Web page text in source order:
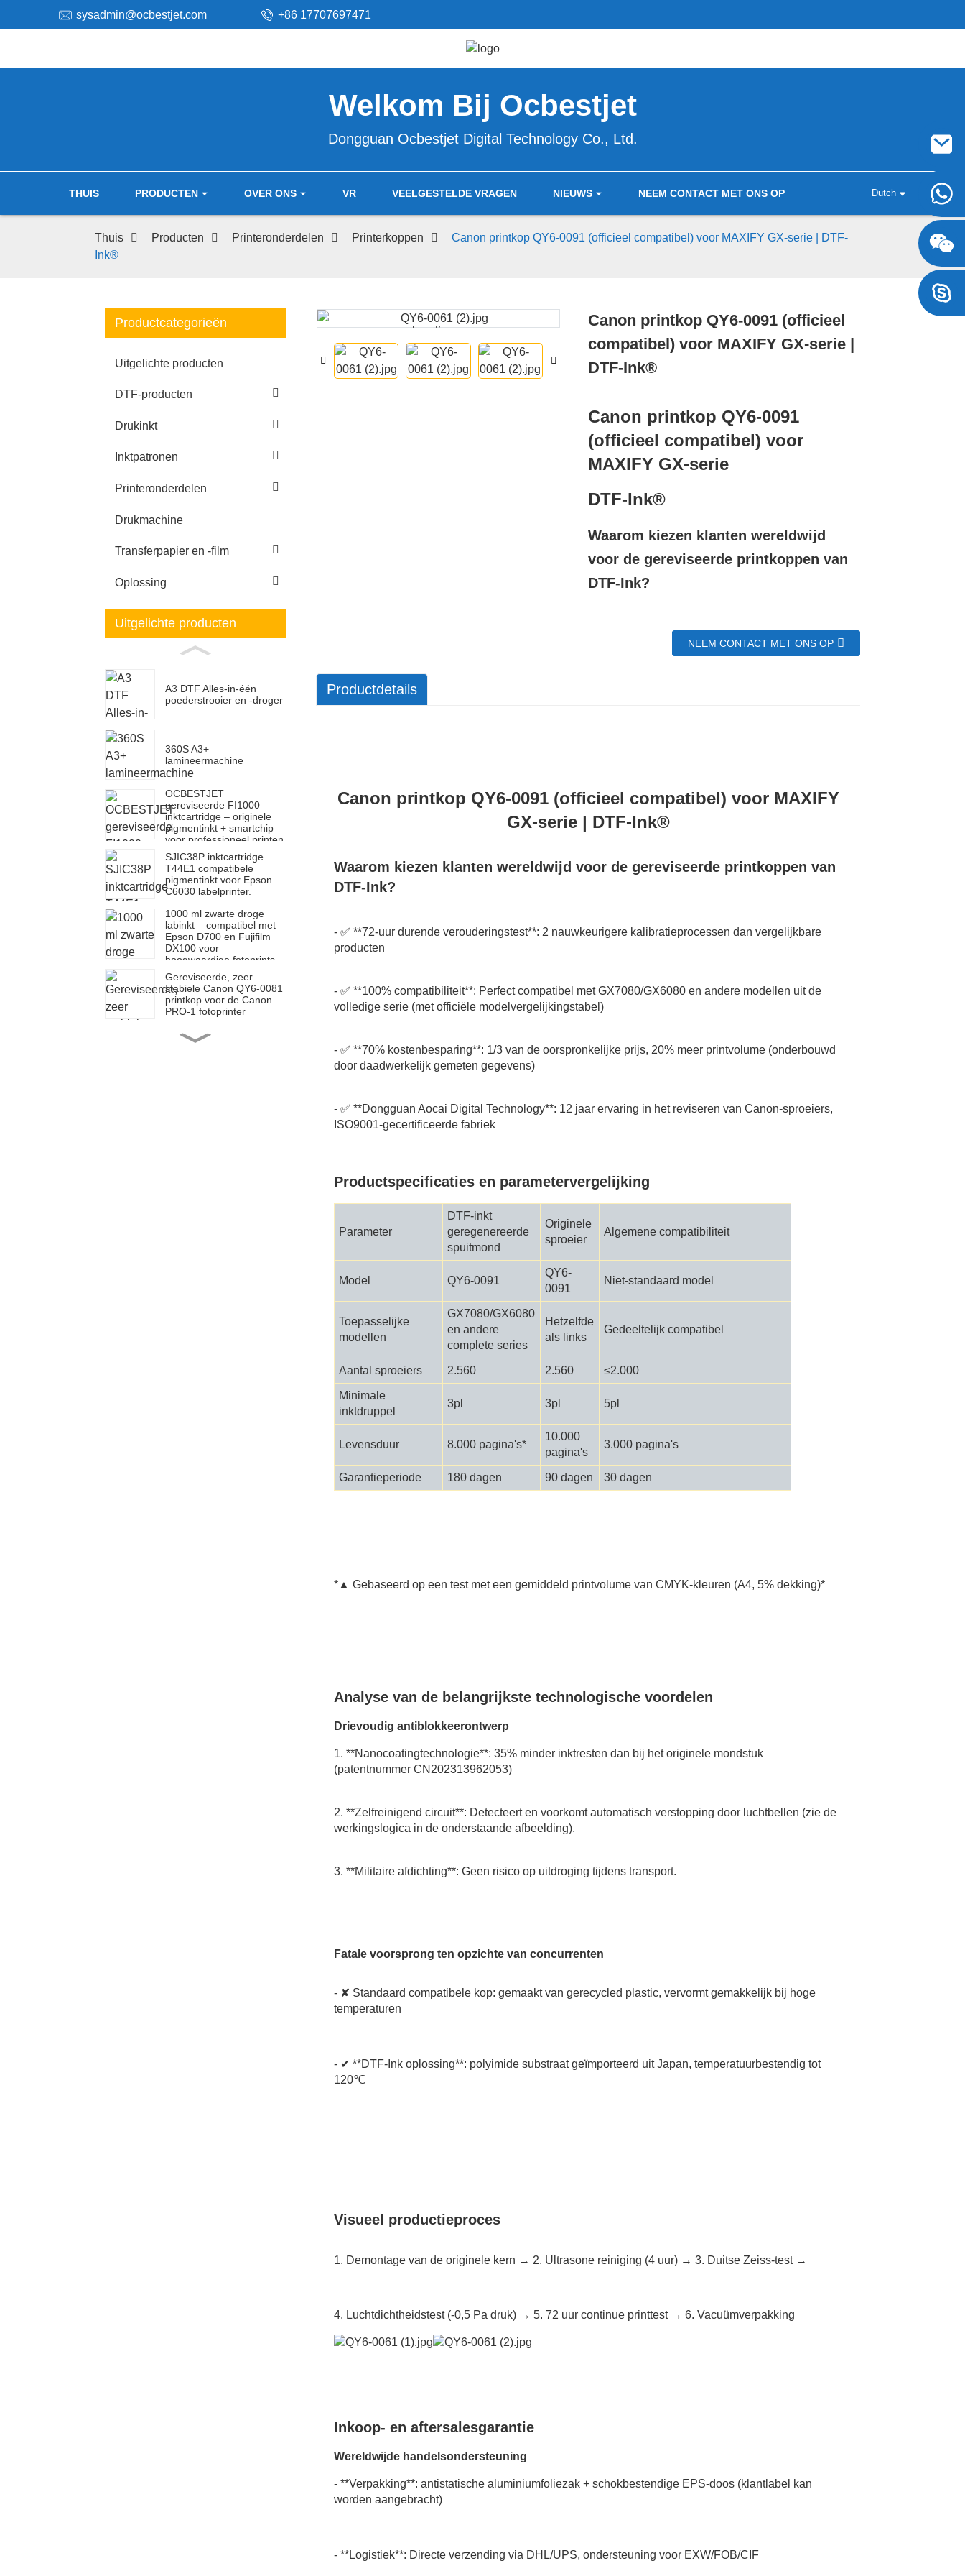
sysadmin@ocbestjet.com +86 17707697471
Welkom Bij Ocbestjet
Dongguan Ocbestjet Digital Technology Co., Ltd.
THUIS PRODUCTEN OVER ONS VR VEELGESTELDE VRAGEN NIEUWS NEEM CONTACT MET ONS OP Dutch
+8617707697471
Thuis Producten Printeronderdelen Printerkoppen
Canon printkop QY6-0091 (officieel compatibel) voor MAXIFY GX-serie | DTF-
Ink®
Productcategorieën
Uitgelichte producten
DTF-producten
Drukinkt
Inktpatronen
Printeronderdelen
Drukmachine
Transferpapier en -film
Oplossing
Uitgelichte producten
A3 DTF Alles-in-één
poederstrooier en -droger
360S A3+
lamineermachine
OCBESTJET
gereviseerde FI1000
inktcartridge – originele
pigmentinkt + smartchip
voor professioneel printen
SJIC38P inktcartridge
T44E1 compatibele
pigmentinkt voor Epson
C6030 labelprinter.
1000 ml zwarte droge
labinkt – compatibel met
Epson D700 en Fujifilm
DX100 voor
hoogwaardige fotoprints
Gereviseerde, zeer
stabiele Canon QY6-0081
printkop voor de Canon
PRO-1 fotoprinter
Vervanging van de
Loading...
Loading... Loading...
Loading... Loading...
Loading...
Canon printkop QY6-0091 (officieel
compatibel) voor MAXIFY GX-serie |
DTF-Ink®
Canon printkop QY6-0091
(officieel compatibel) voor
MAXIFY GX-serie
DTF-Ink®
Waarom kiezen klanten wereldwijd
voor de gereviseerde printkoppen van
DTF-Ink?
NEEM CONTACT MET ONS OP
Productdetails
Canon printkop QY6-0091 (officieel compatibel) voor MAXIFY
GX-serie | DTF-Ink®
Waarom kiezen klanten wereldwijd voor de gereviseerde printkoppen van
DTF-Ink?
- ✅ **72-uur durende verouderingstest**: 2 nauwkeurigere kalibratieprocessen dan vergelijkbare
producten
- ✅ **100% compatibiliteit**: Perfect compatibel met GX7080/GX6080 en andere modellen uit de
volledige serie (met officiële modelvergelijkingstabel)
- ✅ **70% kostenbesparing**: 1/3 van de oorspronkelijke prijs, 20% meer printvolume (onderbouwd
door daadwerkelijk gemeten gegevens)
- ✅ **Dongguan Aocai Digital Technology**: 12 jaar ervaring in het reviseren van Canon-sproeiers,
ISO9001-gecertificeerde fabriek
Productspecificaties en parametervergelijking
Parameter
DTF-inkt
geregenereerde
spuitmond
Originele
sproeier
Algemene compatibiliteit
Model QY6-0091
QY6-
0091
Niet-standaard model
Toepasselijke
modellen
GX7080/GX6080
en andere
complete series
Hetzelfde
als links
Gedeeltelijk compatibel
Aantal sproeiers 2.560 2.560 ≤2.000
Minimale
inktdruppel
3pl 3pl 5pl
Levensduur 8.000 pagina's*
10.000
pagina's
3.000 pagina's
Garantieperiode 180 dagen 90 dagen 30 dagen
*▲ Gebaseerd op een test met een gemiddeld printvolume van CMYK-kleuren (A4, 5% dekking)*
Analyse van de belangrijkste technologische voordelen
Drievoudig antiblokkeerontwerp
1. **Nanocoatingtechnologie**: 35% minder inktresten dan bij het originele mondstuk
(patentnummer CN202313962053)
2. **Zelfreinigend circuit**: Detecteert en voorkomt automatisch verstopping door luchtbellen (zie de
werkingslogica in de onderstaande afbeelding).
3. **Militaire afdichting**: Geen risico op uitdroging tijdens transport.
Fatale voorsprong ten opzichte van concurrenten
- ✘ Standaard compatibele kop: gemaakt van gerecycled plastic, vervormt gemakkelijk bij hoge
temperaturen
- ✔ **DTF-Ink oplossing**: polyimide substraat geïmporteerd uit Japan, temperatuurbestendig tot
120℃
Visueel productieproces
1. Demontage van de originele kern → 2. Ultrasone reiniging (4 uur) → 3. Duitse Zeiss-test →
4. Luchtdichtheidstest (-0,5 Pa druk) → 5. 72 uur continue printtest → 6. Vacuümverpakking
Inkoop- en aftersalesgarantie
Wereldwijde handelsondersteuning
- **Verpakking**: antistatische aluminiumfoliezak + schokbestendige EPS-doos (klantlabel kan
worden aangebracht)
- **Logistiek**: Directe verzending via DHL/UPS, ondersteuning voor EXW/FOB/CIF